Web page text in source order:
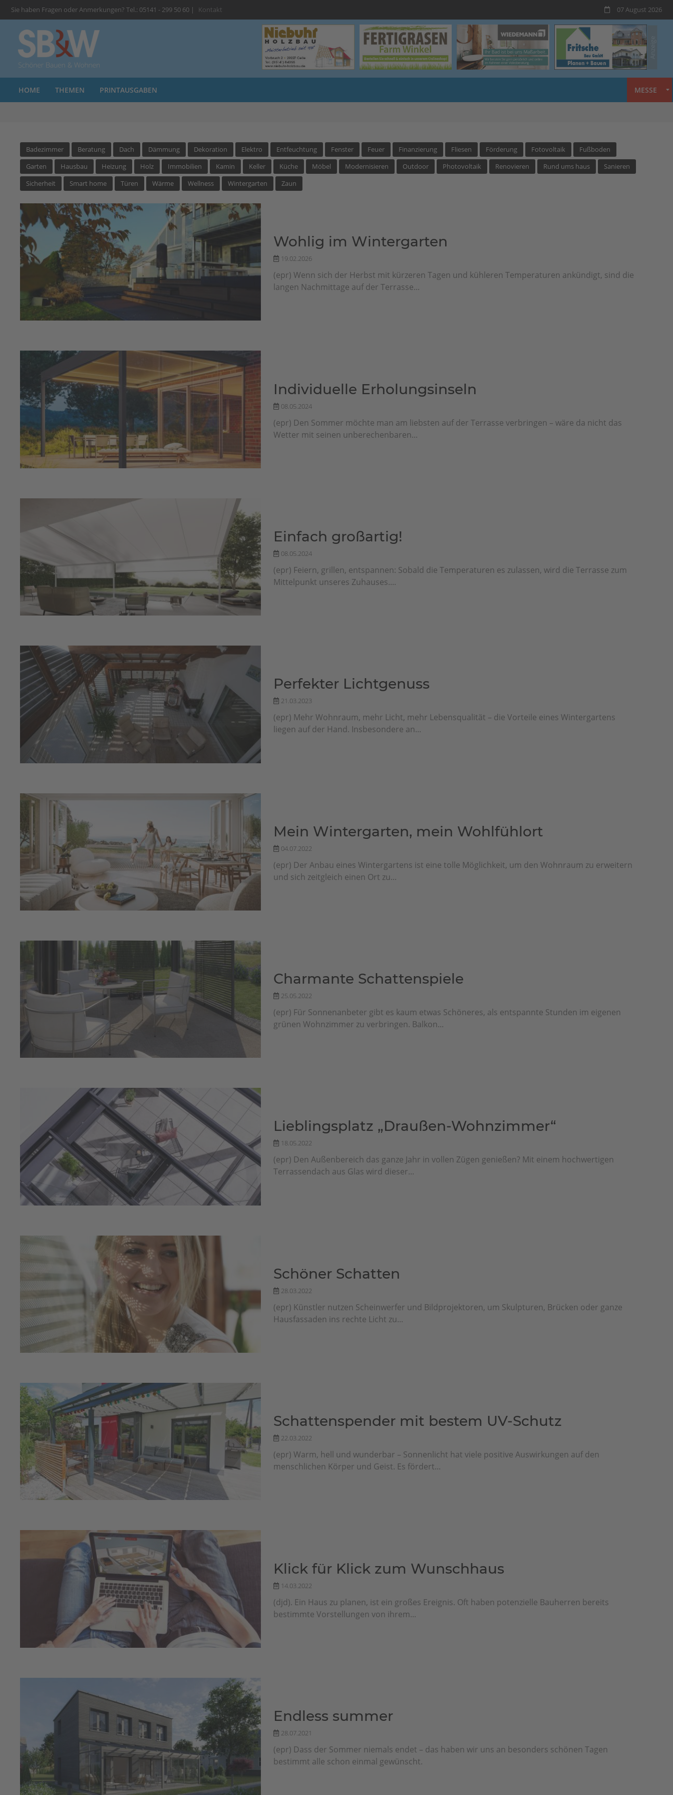
Sie haben Fragen oder Anmerkungen? Tel.: 05141 - 299 50 60 | Kontakt 07 August 2026
HOME THEMEN PRINTAUSGABEN MESSE
Badezimmer Beratung Dach Dämmung Dekoration Elektro Entfeuchtung Fenster Feuer Finanzierung Fliesen Förderung Fotovoltaik
Fußboden
Garten
Hausbau Heizung Holz Immobilien Kamin Keller Küche Möbel Modernisieren Outdoor Photovoltaik Renovieren Rund ums haus
Sanieren
Sicherheit
Smart home Türen Wärme Wellness Wintergarten Zaun
Wohlig im Wintergarten
19.02.2026
(epr) Wenn sich der Herbst mit kürzeren Tagen und kühleren Temperaturen ankündigt, sind die
langen Nachmittage auf der Terrasse...
Individuelle Erholungsinseln
08.05.2024
(epr) Den Sommer möchte man am liebsten auf der Terrasse verbringen – wäre da nicht das
Wetter mit seinen unberechenbaren...
Einfach großartig!
08.05.2024
(epr) Feiern, grillen, entspannen: Sobald die Temperaturen es zulassen, wird die Terrasse zum
Mittelpunkt unseres Zuhauses....
Perfekter Lichtgenuss
21.03.2023
(epr) Mehr Wohnraum, mehr Licht, mehr Lebensqualität – die Vorteile eines Wintergartens
liegen auf der Hand. Insbesondere an...
Mein Wintergarten, mein Wohlfühlort
04.07.2022
(epr) Der Anbau eines Wintergartens ist eine tolle Möglichkeit, um den Wohnraum zu erweitern
und sich zeitgleich einen Ort zu...
Charmante Schattenspiele
25.05.2022
(epr) Für Sonnenanbeter gibt es kaum etwas Schöneres, als entspannte Stunden im eigenen
grünen Wohnzimmer zu verbringen. Balkon...
Lieblingsplatz „Draußen-Wohnzimmer“
18.05.2022
(epr) Den Außenbereich das ganze Jahr in vollen Zügen genießen? Mit einem hochwertigen
Terrassendach aus Glas wird dieser...
Schöner Schatten
28.03.2022
(epr) Künstler nutzen Scheinwerfer und Bildprojektoren, um Skulpturen, Brücken oder ganze
Hausfassaden ins rechte Licht zu...
Schattenspender mit bestem UV-Schutz
22.03.2022
(epr) Warm, hell und wunderbar – Sonnenlicht hat viele positive Auswirkungen auf den
menschlichen Körper und Geist. Es fördert...
Klick für Klick zum Wunschhaus
14.03.2022
(djd). Ein Haus zu planen, ist ein großes Ereignis. Oft haben potenzielle Bauherren bereits
bestimmte Vorstellungen von ihrem...
Endless summer
28.07.2021
(epr) Dass der Sommer niemals endet – das haben wir uns an besonders schönen Tagen
bestimmt alle schon einmal gewünscht.